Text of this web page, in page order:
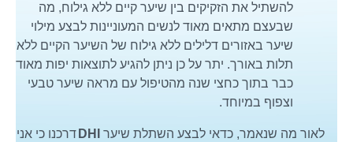
להשתיל את הזקיקים בין שיער קיים ללא גילוח, מה
שבעצם מתאים מאוד לנשים המעוניינות לבצע מילוי
שיער באזורים דלילים ללא גילוח של השיער הקיים ללא
תלות באורך. יתר על כן ניתן להגיע לתוצאות יפות מאוד
כבר בתוך כחצי שנה מהטיפול עם מראה שיער טבעי
וצפוף במיוחד.
לאור מה שנאמר, כדאי לבצע השתלת שיער DHI דרכנו כי אני